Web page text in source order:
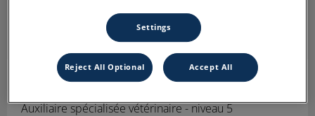
Responsable ASV
Auxiliaire spécialisée vétérinaire - niveau 5
Settings
Reject All Optional Accept All